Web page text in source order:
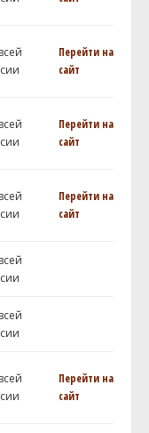
Перейти на
сайт
Перейти на
сайт
Перейти на
сайт
Перейти на
сайт